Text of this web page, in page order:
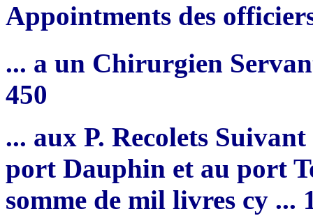
Appointments des
... a un Chirurgien
450
... aux P. Recolets
port Dauphin et au port
somme de mil livres cy ...